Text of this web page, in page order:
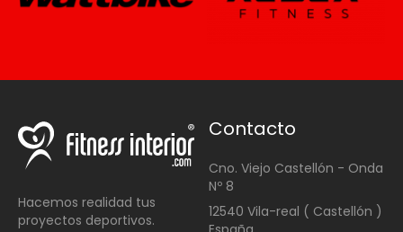
Hacemos realidad tus
proyectos deportivos.
Contacto
Cno. Viejo Castellón - Onda
Nº 8
12540 Vila-real ( Castellón )